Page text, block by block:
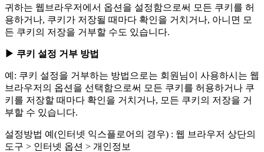
귀하는 웹브라우저에서 옵션을 설정함으로써 모든 쿠키를 허
용하거나, 쿠키가 저장될 때마다 확인을 거치거나, 아니면 모
든 쿠키의 저장을 거부할 수도 있습니다.
▶ 쿠키 설정 거부 방법
예: 쿠키 설정을 거부하는 방법으로는 회원님이 사용하시는 웹
브라우저의 옵션을 선택함으로써 모든 쿠키를 허용하거나 쿠
키를 저장할 때마다 확인을 거치거나, 모든 쿠키의 저장을 거
부할 수 있습니다.
설정방법 예(인터넷 익스플로어의 경우) : 웹 브라우저 상단의
도구 > 인터넷 옵션 > 개인정보